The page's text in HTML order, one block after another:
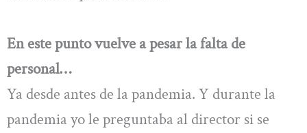
En este punto vuelve a pesar la falta de
personal…
Ya desde antes de la pandemia. Y durante la
pandemia yo le preguntaba al director si se